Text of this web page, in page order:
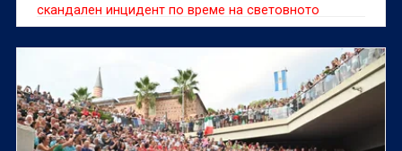
скандален инцидент по време на световното
първенство по класически силов трибой, при който
състезателка Сонита Мулух да атакува световен
рекорд.